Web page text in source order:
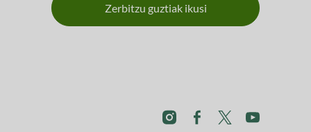
Zerbitzu guztiak ikusi